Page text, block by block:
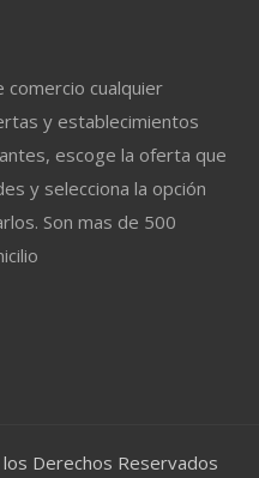
comercio cualquier
y establecimientos
escoge la oferta que
y selecciona la opción
Son mas de 500
Derechos Reservados